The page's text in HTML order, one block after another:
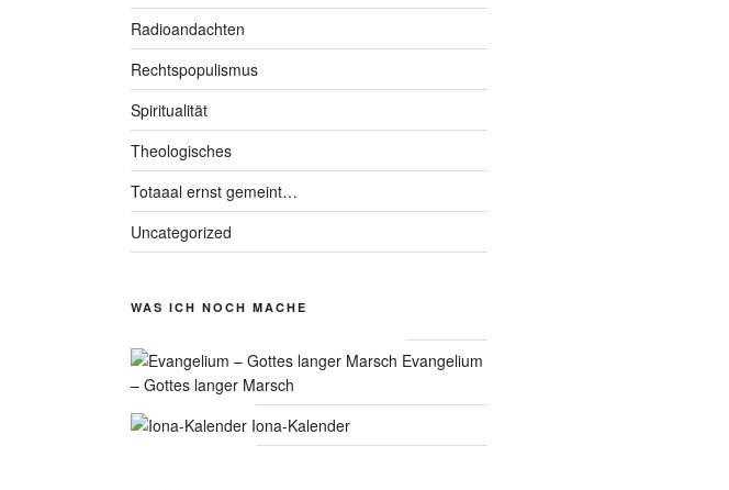
Radioandachten
Rechtspopulismus
Spiritualität
Theologisches
Totaaal ernst gemeint…
Uncategorized
WAS ICH NOCH MACHE
Evangelium
– Gottes langer Marsch
Iona-Kalender